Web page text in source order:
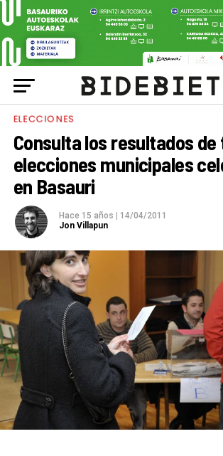
ELECCIONES
Consulta los resultados de
elecciones municipales
en Basauri
Hace 15 años
14/04/2011
Jon Villapun